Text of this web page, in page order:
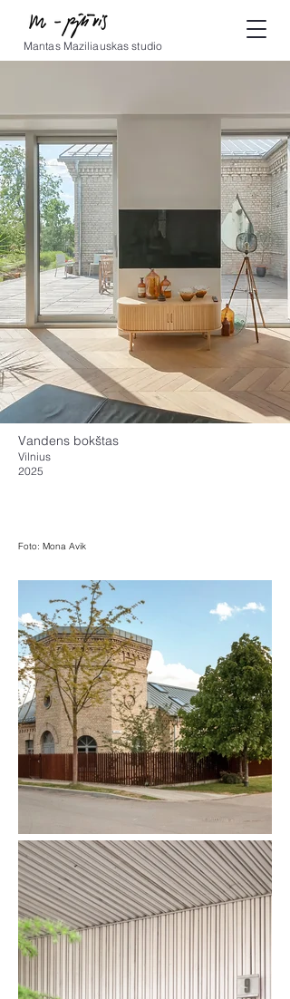
Mantas Maziliauskas studio
Vandens bokštas
Vilnius
2025
Foto: Mona Avik